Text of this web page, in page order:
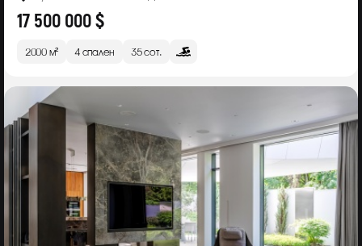
17 500 000 $
2000 м² 4 спален 35 сот.